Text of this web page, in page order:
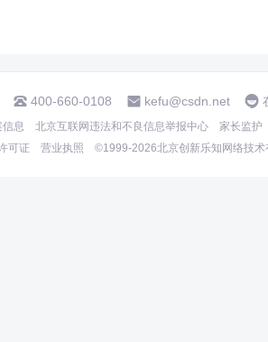
400-660-0108 kefu@csdn.net
息 北京互联网违法和不良信息举报中心 家长监护
可证 营业执照 ©1999-2026北京创新乐知网络技术